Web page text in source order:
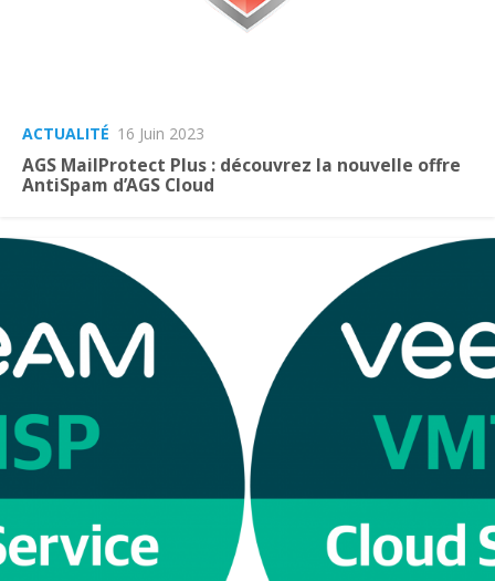
ACTUALITÉ 16 Juin 2023
AGS MailProtect Plus : découvrez la nouvelle offre
AntiSpam d’AGS Cloud